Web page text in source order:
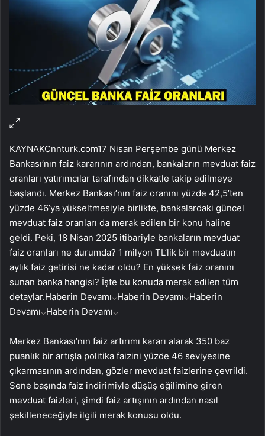
KAYNAKCnnturk.com17 Nisan Perşembe günü Merkez
Bankası’nın faiz kararının ardından, bankaların mevduat faiz
oranları yatırımcılar tarafından dikkatle takip edilmeye
başlandı. Merkez Bankası’nın faiz oranını yüzde 42,5’ten
yüzde 46’ya yükseltmesiyle birlikte, bankalardaki güncel
mevduat faiz oranları da merak edilen bir konu haline
geldi. Peki, 18 Nisan 2025 itibariyle bankaların mevduat
faiz oranları ne durumda? 1 milyon TL’lik bir mevduatın
aylık faiz getirisi ne kadar oldu? En yüksek faiz oranını
sunan banka hangisi? İşte bu konuda merak edilen tüm
detaylar.Haberin Devamı Haberin Devamı Haberin
Devamı Haberin Devamı
Merkez Bankası’nın faiz artırımı kararı alarak 350 baz
puanlık bir artışla politika faizini yüzde 46 seviyesine
çıkarmasının ardından, gözler mevduat faizlerine çevrildi.
Sene başında faiz indirimiyle düşüş eğilimine giren
mevduat faizleri, şimdi faiz artışının ardından nasıl
şekilleneceğiyle ilgili merak konusu oldu.